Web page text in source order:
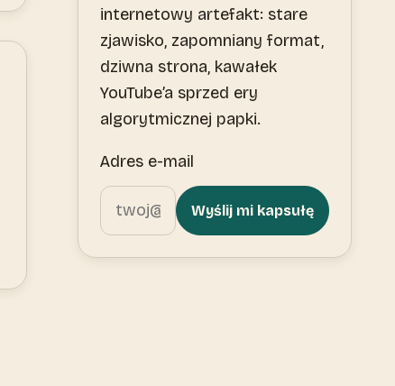
internetowy artefakt: stare
zjawisko, zapomniany format,
dziwna strona, kawałek
YouTube’a sprzed ery
algorytmicznej papki.
Adres e-mail
Wyślij mi kapsułę